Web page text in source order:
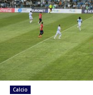
Calcio